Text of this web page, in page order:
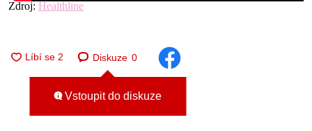
Zdroj: Healthline
Diskuze 0
Vstoupit do diskuze